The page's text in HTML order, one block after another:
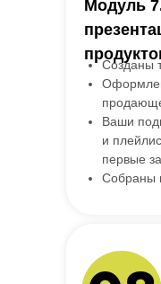
Созданы
Ваши
и
первые
Собраны
Модуль